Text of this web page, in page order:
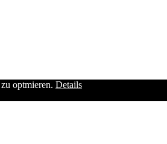
optmieren. Details